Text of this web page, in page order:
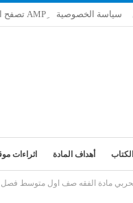
سياسة الخصوصية
أهداف المادة اثراءات
مادة الفقه صف اول متوسط فصل